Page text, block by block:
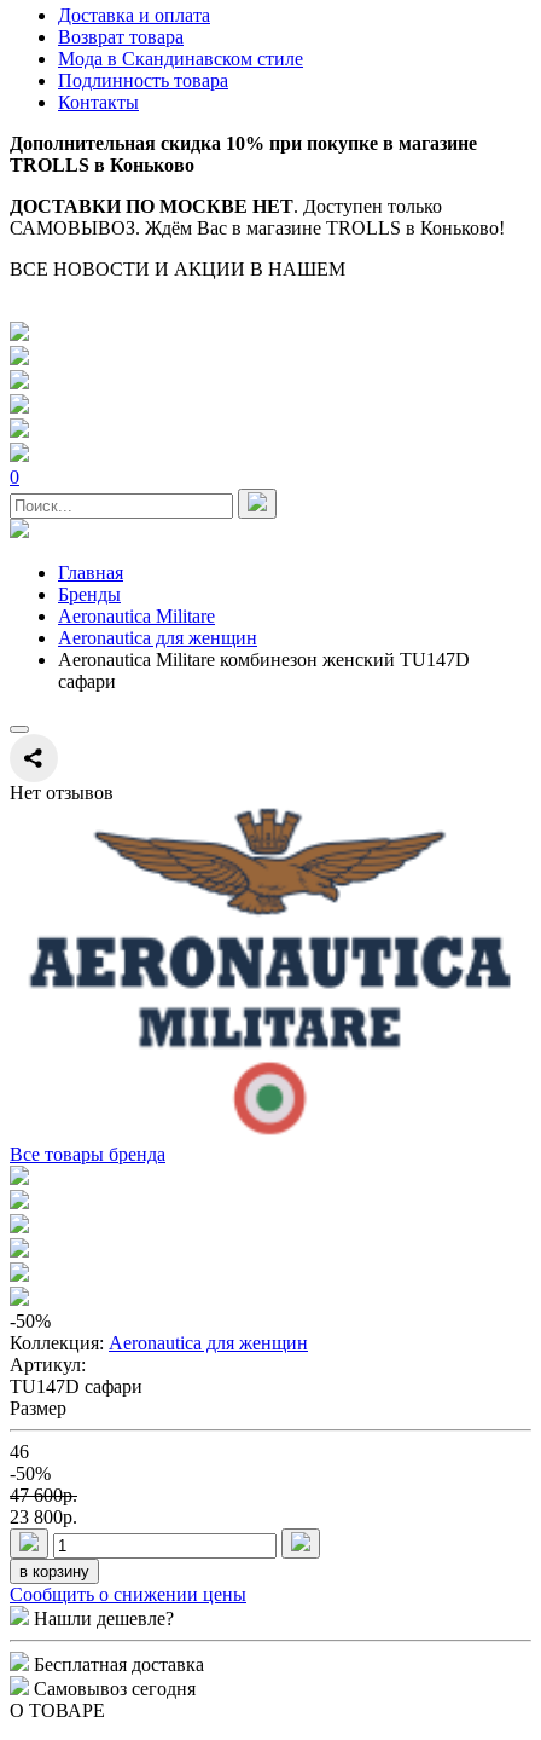
Доставка и оплата
Возврат товара
Мода в Скандинавском стиле
Подлинность товара
Контакты
Дополнительная скидка 10% при покупке в магазине
TROLLS в Коньково
ДОСТАВКИ ПО МОСКВЕ НЕТ. Доступен только
САМОВЫВОЗ. Ждём Вас в магазине TROLLS в Коньково!
ВСЕ НОВОСТИ И АКЦИИ В НАШЕМ
0
Главная
Бренды
Aeronautica Militare
Aeronautica для женщин
Aeronautica Militare комбинезон женский TU147D
сафари
Нет отзывов
Все товары бренда
-50%
Коллекция: Aeronautica для женщин
Артикул:
TU147D сафари
Размер
46
-50%
47 600p.
23 800p.
в корзину
Сообщить о снижении цены
Нашли дешевле?
Бесплатная доставка
Самовывоз сегодня
О ТОВАРЕ